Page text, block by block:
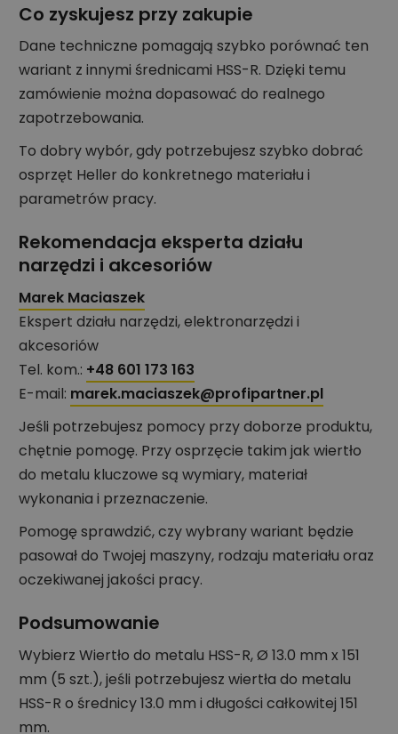
Co zyskujesz przy zakupie
Dane techniczne pomagają szybko porównać ten
wariant z innymi średnicami HSS-R. Dzięki temu
zamówienie można dopasować do realnego
zapotrzebowania.
To dobry wybór, gdy potrzebujesz szybko dobrać
osprzęt Heller do konkretnego materiału i
parametrów pracy.
Rekomendacja eksperta działu
narzędzi i akcesoriów
Marek Maciaszek
Ekspert działu narzędzi, elektronarzędzi i
akcesoriów
Tel. kom.: +48 601 173 163
E-mail: marek.maciaszek@profipartner.pl
Jeśli potrzebujesz pomocy przy doborze produktu,
chętnie pomogę. Przy osprzęcie takim jak wiertło
do metalu kluczowe są wymiary, materiał
wykonania i przeznaczenie.
Pomogę sprawdzić, czy wybrany wariant będzie
pasował do Twojej maszyny, rodzaju materiału oraz
oczekiwanej jakości pracy.
Podsumowanie
Wybierz Wiertło do metalu HSS-R, Ø 13.0 mm x 151
mm (5 szt.), jeśli potrzebujesz wiertła do metalu
HSS-R o średnicy 13.0 mm i długości całkowitej 151
mm.